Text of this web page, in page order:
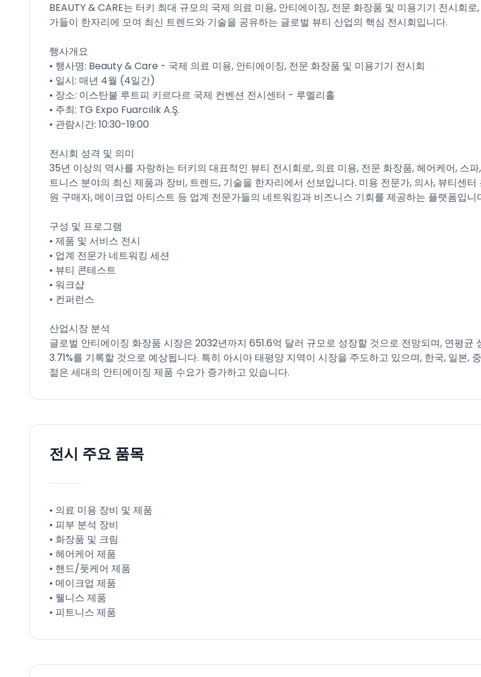
BEAUTY & CARE는 터키 최대 규모의 국제 의료 미용, 안티에이징, 전문 화장품 및 미용기기 전시회로
가들이 한자리에 모여 최신 트렌드와 기술을 공유하는 글로벌 뷰티 산업의 핵심 전시회입니다.
행사개요
• 행사명: Beauty & Care - 국제 의료 미용, 안티에이징, 전문 화장품 및 미용기기 전시회
• 일시: 매년 4월 (4일간)
• 장소: 이스탄불 루트피 키르다르 국제 컨벤션 전시센터 - 루멜리홀
• 주최: TG Expo Fuarcılık A.Ş.
• 관람시간: 10:30-19:00
전시회 성격 및 의미
35년 이상의 역사를 자랑하는 터키의 대표적인 뷰티 전시회로, 의료 미용, 전문 화장품, 헤어케어, 스파
트니스 분야의 최신 제품과 장비, 트렌드, 기술을 한자리에서 선보입니다. 미용 전문가, 의사, 뷰티센터
원 구매자, 메이크업 아티스트 등 업계 전문가들의 네트워킹과 비즈니스 기회를 제공하는 플랫폼입니
구성 및 프로그램
• 제품 및 서비스 전시
• 업계 전문가 네트워킹 세션
• 뷰티 콘테스트
• 워크샵
• 컨퍼런스
산업시장 분석
글로벌 안티에이징 화장품 시장은 2032년까지 651.6억 달러 규모로 성장할 것으로 전망되며, 연평균
3.71%를 기록할 것으로 예상됩니다. 특히 아시아 태평양 지역이 시장을 주도하고 있으며, 한국, 일본,
젊은 세대의 안티에이징 제품 수요가 증가하고 있습니다.
전시 주요 품목
• 의료 미용 장비 및 제품
• 피부 분석 장비
• 화장품 및 크림
• 헤어케어 제품
• 핸드/풋케어 제품
• 메이크업 제품
• 웰니스 제품
• 피트니스 제품